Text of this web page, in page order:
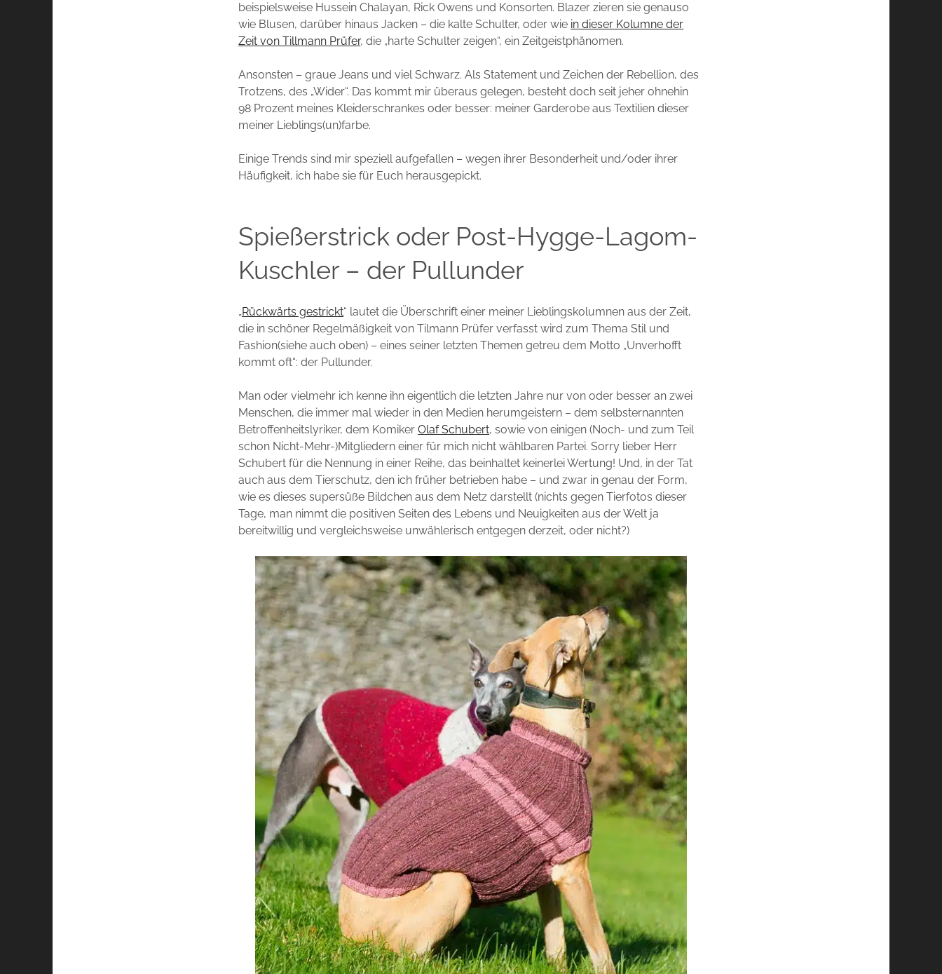
beispielsweise Hussein Chalayan, Rick Owens und Konsorten. Blazer zieren sie genauso
wie Blusen, darüber hinaus Jacken – die kalte Schulter, oder wie in dieser Kolumne der
Zeit von Tillmann Prüfer, die „harte Schulter zeigen“, ein Zeitgeistphänomen.
Ansonsten – graue Jeans und viel Schwarz. Als Statement und Zeichen der Rebellion, des
Trotzens, des „Wider“. Das kommt mir überaus gelegen, besteht doch seit jeher ohnehin
98 Prozent meines Kleiderschrankes oder besser: meiner Garderobe aus Textilien dieser
meiner Lieblings(un)farbe.
Einige Trends sind mir speziell aufgefallen – wegen ihrer Besonderheit und/oder ihrer
Häufigkeit, ich habe sie für Euch herausgepickt.
Spießerstrick oder Post-Hygge-Lagom-
Kuschler – der Pullunder
„Rückwärts gestrickt“ lautet die Überschrift einer meiner Lieblingskolumnen aus der Zeit,
die in schöner Regelmäßigkeit von Tilmann Prüfer verfasst wird zum Thema Stil und
Fashion(siehe auch oben) – eines seiner letzten Themen getreu dem Motto „Unverhofft
kommt oft“: der Pullunder.
Man oder vielmehr ich kenne ihn eigentlich die letzten Jahre nur von oder besser an zwei
Menschen, die immer mal wieder in den Medien herumgeistern – dem selbsternannten
Betroffenheitslyriker, dem KomikerOlaf Schubert, sowie von einigen (Noch- und zum Teil
schon Nicht-Mehr-)Mitgliedern einer für mich nicht wählbaren Partei. Sorry lieber Herr
Schubert für die Nennung in einer Reihe, das beinhaltet keinerlei Wertung! Und, in der Tat
auch aus dem Tierschutz, den ich früher betrieben habe – und zwar in genau der Form,
wie es dieses supersüße Bildchen aus dem Netz darstellt (nichts gegen Tierfotos dieser
Tage, man nimmt die positiven Seiten des Lebens und Neuigkeiten aus der Welt ja
bereitwillig und vergleichsweise unwählerisch entgegen derzeit, oder nicht?)